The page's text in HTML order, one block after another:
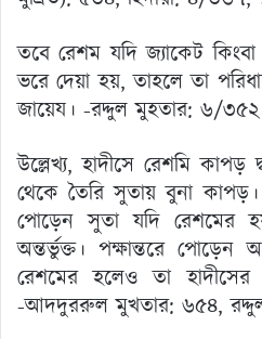
তবে রেশম যদি জ্যাকেট
ভরে দেয়া হয়, তাহলে তা
জায়েয। -রদ্দুল মুহতার: ৬/৩৫২
উল্লেখ্য, হাদীসে রেশমি কাপড়
থেকে তৈরি সুতায় বুনা
পোড়েন সুতা যদি রেশমের
অন্তর্ভুক্ত। পক্ষান্তরে
রেশমের হলেও তা হাদীসের
-আদদুররুল মুখতার: ৬৫৪,